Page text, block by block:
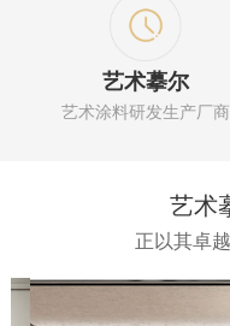
艺术摹尔
艺术涂料研发生产厂商
艺术
正以其卓